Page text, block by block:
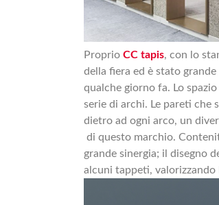
Proprio CC tapis, con lo
della fiera ed è stato
qualche giorno fa. Lo
serie di archi. Le pareti che
dietro ad ogni arco, un
di questo marchio.
grande sinergia; il disegno
alcuni tappeti,